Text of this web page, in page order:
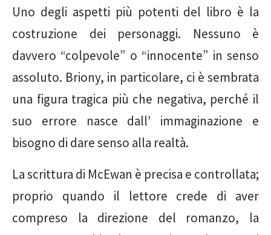
Uno degli aspetti più potenti del libro è la
costruzione dei personaggi. Nessuno è
davvero “colpevole” o “innocente” in senso
assoluto. Briony, in particolare, ci è sembrata
una figura tragica più che negativa, perché il
suo errore nasce dall’ immaginazione e
bisogno di dare senso alla realtà.
La scrittura di McEwan è precisa e controllata;
proprio quando il lettore crede di aver
compreso la direzione del romanzo, la